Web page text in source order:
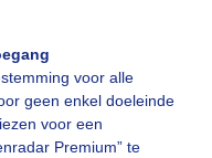
voor alle
geen enkel doeleinde
voor een
Premium” te